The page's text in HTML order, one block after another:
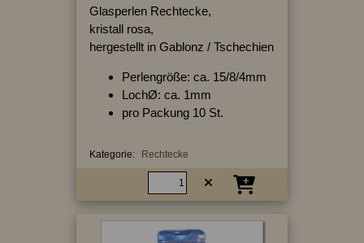
Glasperlen Rechtecke,
kristall rosa,
hergestellt in Gablonz / Tschechien
Perlengröße: ca. 15/8/4mm
LochØ: ca. 1mm
pro Packung 10 St.
Kategorie: Rechtecke